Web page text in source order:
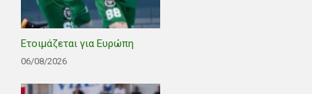
Ετοιμάζεται για Ευρώπη
06/08/2026